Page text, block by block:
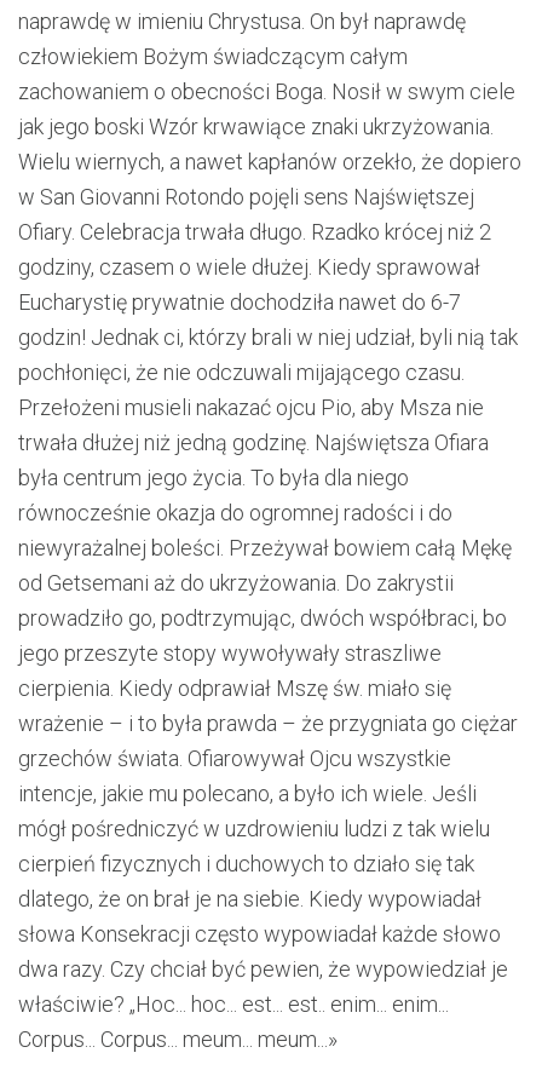
naprawdę w imieniu Chrystusa. On był naprawdę
człowiekiem Bożym świadczącym całym
zachowaniem o obecności Boga. Nosił w swym ciele
jak jego boski Wzór krwawiące znaki ukrzyżowania.
Wielu wiernych, a nawet kapłanów orzekło, że dopiero
w San Giovanni Rotondo pojęli sens Najświętszej
Ofiary. Celebracja trwała długo. Rzadko krócej niż 2
godziny, czasem o wiele dłużej. Kiedy sprawował
Eucharystię prywatnie dochodziła nawet do 6-7
godzin! Jednak ci, którzy brali w niej udział, byli nią tak
pochłonięci, że nie odczuwali mijającego czasu.
Przełożeni musieli nakazać ojcu Pio, aby Msza nie
trwała dłużej niż jedną godzinę. Najświętsza Ofiara
była centrum jego życia. To była dla niego
równocześnie okazja do ogromnej radości i do
niewyrażalnej boleści. Przeżywał bowiem całą Mękę
od Getsemani aż do ukrzyżowania. Do zakrystii
prowadziło go, podtrzymując, dwóch współbraci, bo
jego przeszyte stopy wywoływały straszliwe
cierpienia. Kiedy odprawiał Mszę św. miało się
wrażenie – i to była prawda – że przygniata go ciężar
grzechów świata. Ofiarowywał Ojcu wszystkie
intencje, jakie mu polecano, a było ich wiele. Jeśli
mógł pośredniczyć w uzdrowieniu ludzi z tak wielu
cierpień fizycznych i duchowych to działo się tak
dlatego, że on brał je na siebie. Kiedy wypowiadał
słowa Konsekracji często wypowiadał każde słowo
dwa razy. Czy chciał być pewien, że wypowiedział je
właściwie? „Hoc... hoc... est... est.. enim... enim...
Corpus... Corpus... meum... meum...»